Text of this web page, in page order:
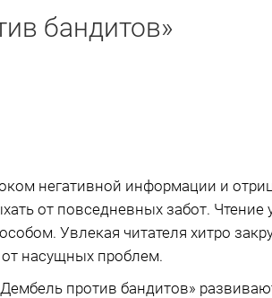
бандитов»
негативной информации и
от повседневных забот. Чтение
Увлекая читателя хитро
насущных проблем.
против бандитов»